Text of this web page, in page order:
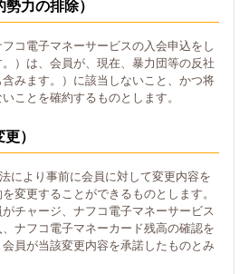
力の排除）
コ電子マネーサービスの入会申込をし
）は、会員が、現在、暴力団等の反社
みます。）に該当しないこと、かつ将
ことを確約するものとします。
）
により事前に会員に対して変更内容を
変更することができるものとします。
チャージ、ナフコ電子マネーサービス
ナフコ電子マネーカード残高の確認を
員が当該変更内容を承諾したものとみ